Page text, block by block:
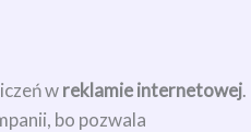
wreklamie internetowej.
bo pozwala